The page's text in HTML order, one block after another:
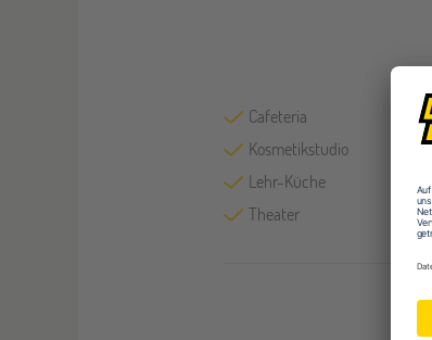
Cafeteria
Kosmetikstudio
Lehr-Küche
Theater